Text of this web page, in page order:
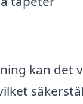
kan det